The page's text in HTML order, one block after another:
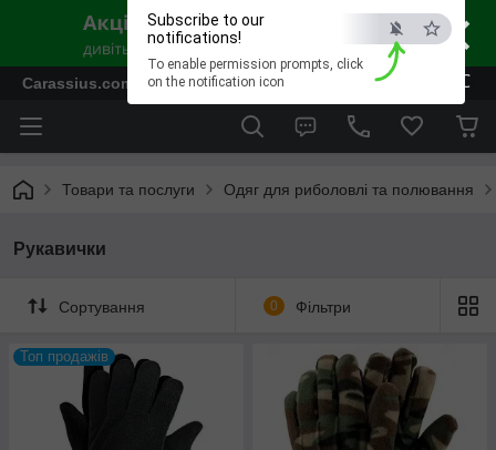
×
ESC
Subscribe to our
notifications!
To enable permission prompts, click
on the notification icon
Carassius.com.ua - Все для риболовлі та відпочинку
Товари та послуги Одяг для риболовлі та полювання
Рукавички
Сортування 0 Фільтри
Топ продажів